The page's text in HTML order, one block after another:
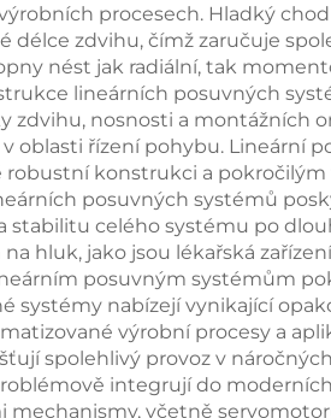
procesech. Hladký
délce zdvihu, čímž zaručuje
nést jak radiální, tak
lineárních posuvných
zdvihu, nosnosti a montážních
oblasti řízení pohybu. Lineární
robustní konstrukci a
posuvných systémů
celého systému po
hluk, jako jsou lékařská
posuvným systémům
systémy nabízejí vynikající
výrobní procesy a
spolehlivý provoz v
integrují do
včetně